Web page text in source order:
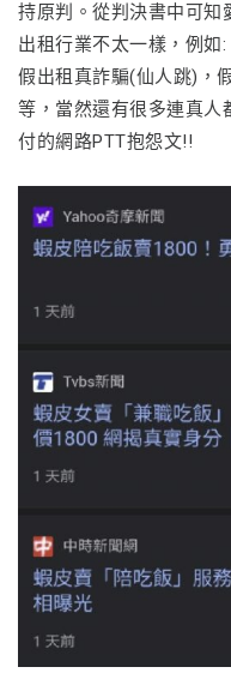
持原判。從判決書中可知
出租行業不太一樣，例如
假出租真詐騙(仙人跳)，
等，當然還有很多連真人
付的網路PTT抱怨文!!